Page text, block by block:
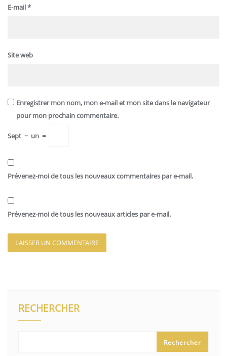
E-mail*
Site web
Enregistrer mon nom, mon e-mail et mon site dans le navigateur
pour mon prochain commentaire.
Sept − un =
Prévenez-moi de tous les nouveaux commentaires par e-mail.
Prévenez-moi de tous les nouveaux articles par e-mail.
RECHERCHER
Rechercher